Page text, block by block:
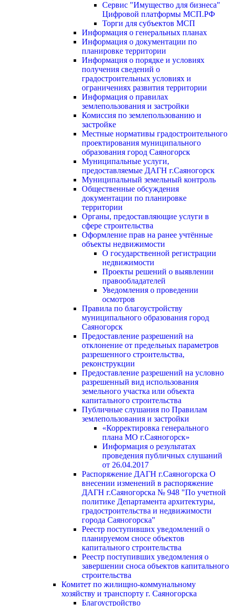
Сервис "Имущество для бизнеса"
Цифровой платформы МСП.РФ
Торги для субъектов МСП
Информация о генеральных планах
Информация о документации по
планировке территории
Информация о порядке и условиях
получения сведений о
градостроительных условиях и
ограничениях развития территории
Информация о правилах
землепользования и застройки
Комиссия по землепользованию и
застройке
Местные нормативы градостроительного
проектирования муниципального
образования город Саяногорск
Муниципальные услуги,
предоставляемые ДАГН г.Саяногорск
Муниципальный земельный контроль
Общественные обсуждения
документации по планировке
территории
Органы, предоставляющие услуги в
сфере строительства
Оформление прав на ранее учтённые
объекты недвижимости
О государственной регистрации
недвижимости
Проекты решений о выявлении
правообладателей
Уведомления о проведении
осмотров
Правила по благоустройству
муниципального образования город
Саяногорск
Предоставление разрешений на
отклонение от предельных параметров
разрешенного строительства,
реконструкции
Предоставление разрешений на условно
разрешенный вид использования
земельного участка или объекта
капитального строительства
Публичные слушания по Правилам
землепользования и застройки
«Корректировка генерального
плана МО г.Саяногорск»
Информация о результатах
проведения публичных слушаний
от 26.04.2017
Распоряжение ДАГН г.Саяногорска О
внесении изменений в распоряжение
ДАГН г.Саяногорска № 948 "По учетной
политике Департамента архитектуры,
градостроительства и недвижимости
города Саяногорска"
Реестр поступивших уведомлений о
планируемом сносе объектов
капитального строительства
Реестр поступивших уведомления о
завершении сноса объектов капитального
строительства
Комитет по жилищно-коммунальному
хозяйству и транспорту г. Саяногорска
Благоустройство